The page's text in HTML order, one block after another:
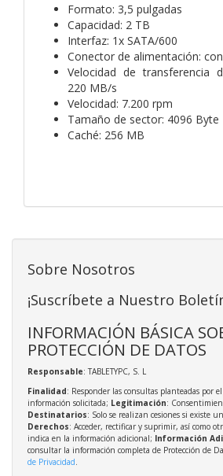
Formato: 3,5 pulgadas
Capacidad: 2 TB
Interfaz: 1x SATA/600
Conector de alimentación:
Velocidad de transferencia
220 MB/s
Velocidad: 7.200 rpm
Tamaño de sector: 4096 Byte
Caché: 256 MB
Sobre Nosotros
¡Suscríbete a Nuestro
INFORMACIÓN BÁSICA
PROTECCIÓN DE DATOS
Responsable: TABLETYPC, S. L
Finalidad: Responder las consultas planteadas por
información solicitada; Legitimación:
Destinatarios: Solo se realizan cesiones si existe
Derechos: Acceder, rectificar y suprimir, así como
indica en la información adicional; Información
consultar la información completa de Protección de
de Privacidad